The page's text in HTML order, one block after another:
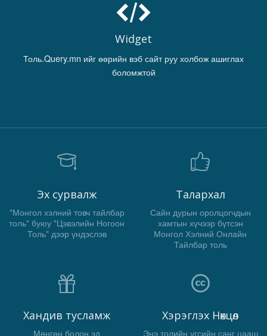
Widget
Толь.Query.mn ийг өөрийн вэб сайт руу холбож ашиглах
боломжтой
Эх сурвалж
"Монгол хэлний товч тайлбар
толь" буюу "Цэвэлийн Ногоон
Толь" дээр үндэслэв
Талархал
Сайн дурын оролцогчдын
хамтын хүчээр бүтсэн
Монгол Хэлний Онлайн
Тайлбар толь
Хандив тусламж
Мөнгөн болон эд
Хэрэглэх Нөхцөл
Энэ толийн үгсийн санг цааш